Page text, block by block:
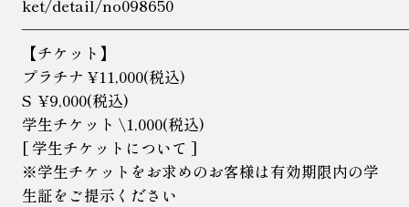
ket/detail/no098650
【チケット】
プラチナ ¥11,000(税込)
S ¥9,000(税込)
学生チケット \1,000(税込)
[ 学生チケットについて ]
※学生チケットをお求めのお客様は有効期限内の学
生証をご提示く ださい